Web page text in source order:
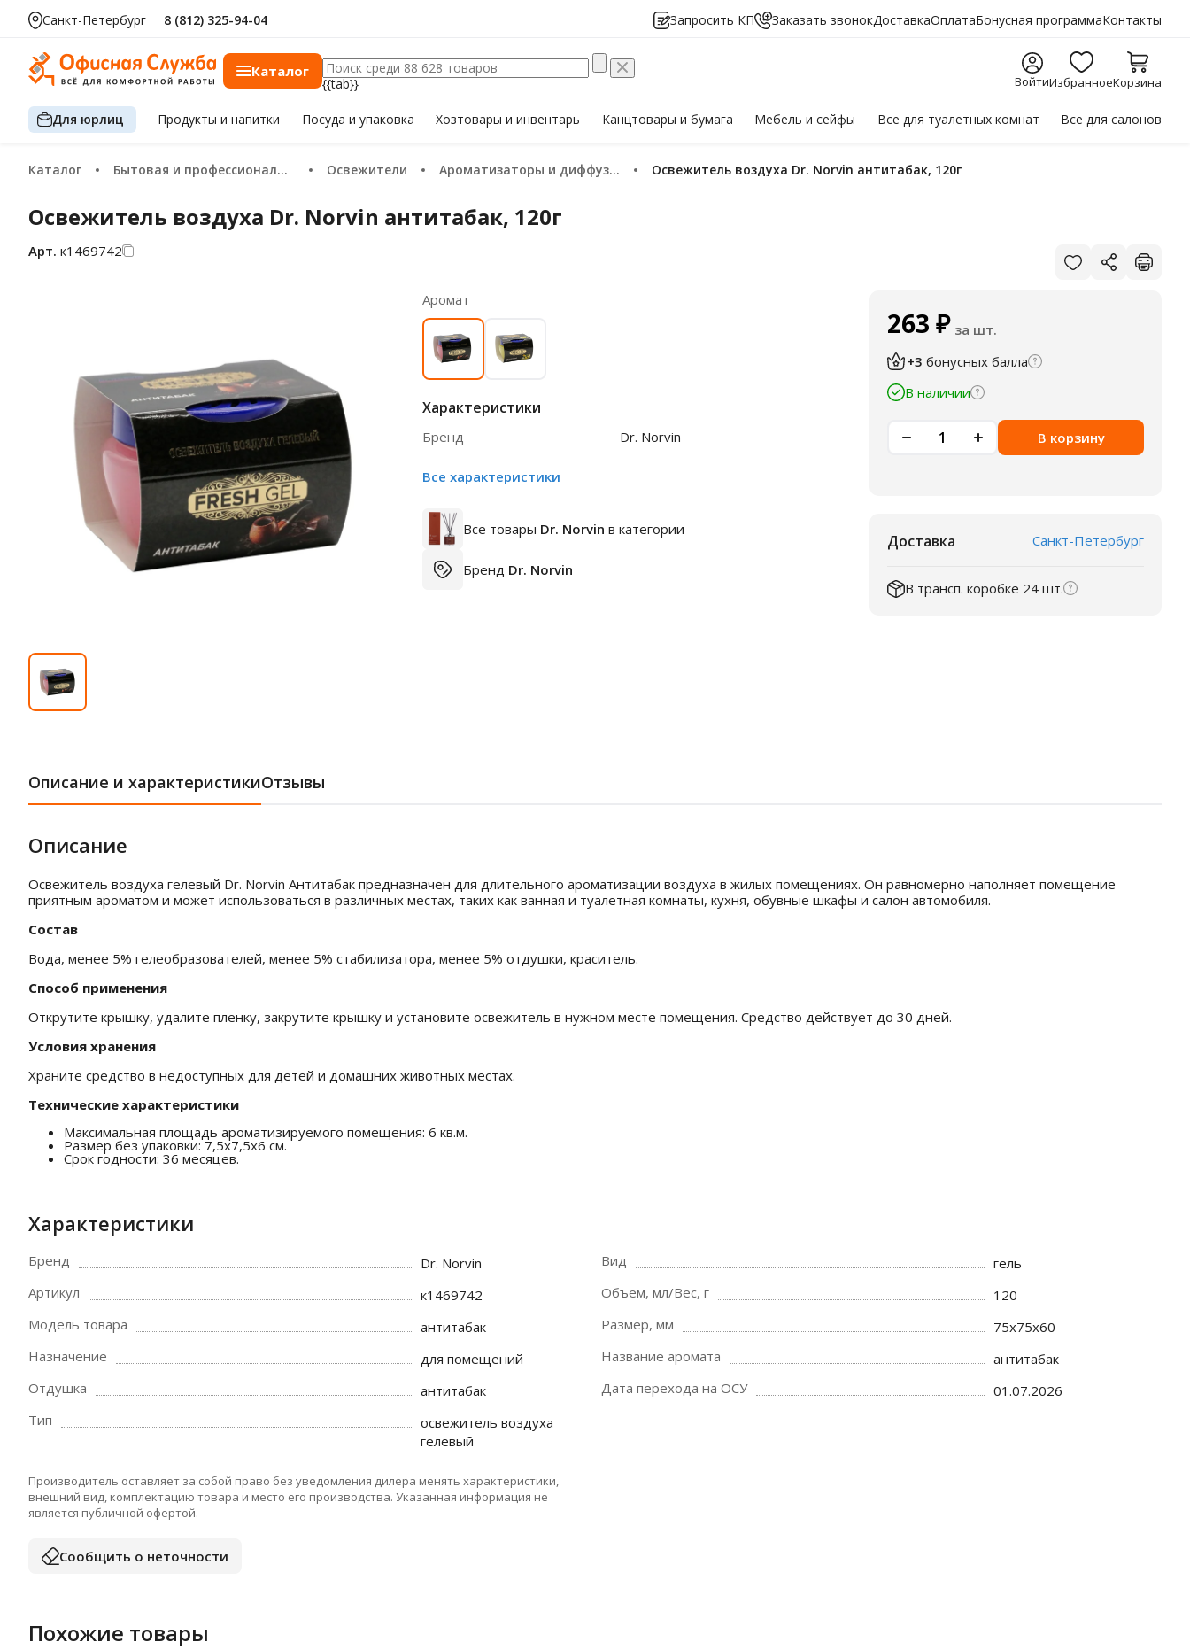
Санкт-Петербург 8 (812) 325-94-04 Запросить КП Заказать звонокДоставкаОплатаБонусная программаКонтакты
Каталог
{{tab}} ВойтиИзбранноеКорзина
Для юрлиц Продуктыи напитки Посуда и упаковка Хозтоварыи инвентарь Канцтовары и бумага Мебельи сейфы Все для туалетных комнат Все для салонов
Каталог Бытовая и профессиональная химия Освежители Ароматизаторы и диффузоры Освежитель воздуха Dr. Norvin антитабак, 120г
Освежитель воздуха Dr. Norvin антитабак, 120г
Арт. к1469742
Аромат
Характеристики
Бренд Dr. Norvin
Все характеристики
Все товары Dr. Norvin в категории
Бренд Dr. Norvin
263 ₽ за шт.
+3 бонусных балла
В наличии
В корзину
Доставка Санкт-Петербург
В трансп. коробке 24 шт.
Описание и характеристикиОтзывы
Описание
Освежитель воздуха гелевый Dr. Norvin Антитабак предназначен для длительного ароматизации воздуха в жилых помещениях. Он равномерно наполняет помещение
приятным ароматом и может использоваться в различных местах, таких как ванная и туалетная комнаты, кухня, обувные шкафы и салон автомобиля.
Состав
Вода, менее 5% гелеобразователей, менее 5% стабилизатора, менее 5% отдушки, краситель.
Способ применения
Открутите крышку, удалите пленку, закрутите крышку и установите освежитель в нужном месте помещения. Средство действует до 30 дней.
Условия хранения
Храните средство в недоступных для детей и домашних животных местах.
Технические характеристики
Максимальная площадь ароматизируемого помещения: 6 кв.м.
Размер без упаковки: 7,5x7,5x6 см.
Срок годности: 36 месяцев.
Характеристики
Бренд
Dr. Norvin
Артикул
к1469742
Модель товара
антитабак
Назначение
для помещений
Отдушка
антитабак
Тип
освежитель воздуха
гелевый
Вид
гель
Объем, мл/Вес, г
120
Размер, мм
75x75x60
Название аромата
антитабак
Дата перехода на ОСУ
01.07.2026
Производитель оставляет за собой право без уведомления дилера менять характеристики,
внешний вид, комплектацию товара и место его производства. Указанная информация не
является публичной офертой.
Сообщить о неточности
Похожие товары